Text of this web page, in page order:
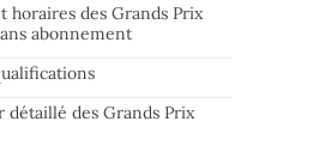
horaires des Grands Prix
abonnement
détaillé des Grands Prix